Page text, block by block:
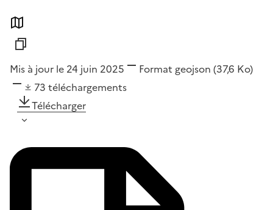
Mis à jour le 24 juin 2025 Format geojson (37,6 Ko)
73 téléchargements
Télécharger